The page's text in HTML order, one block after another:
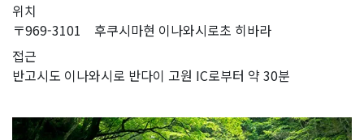
위치
〒969-3101 후쿠시마현 이나와시로초 히바라
접근
반고시도 이나와시로 반다이 고원 IC로부터 약 30분